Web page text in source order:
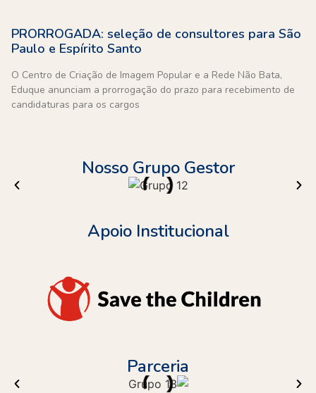
PRORROGADA: seleção de consultores para São
Paulo e Espírito Santo
O Centro de Criação de Imagem Popular e a Rede Não Bata,
Eduque anunciam a prorrogação do prazo para recebimento de
candidaturas para os cargos
Nosso Grupo Gestor
Apoio Institucional
Parceria